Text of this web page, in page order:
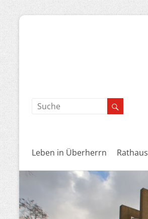
Leben in Überherrn Rathaus